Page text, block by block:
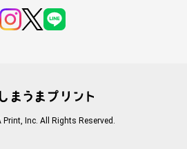
Print, Inc. All Rights Reserved.